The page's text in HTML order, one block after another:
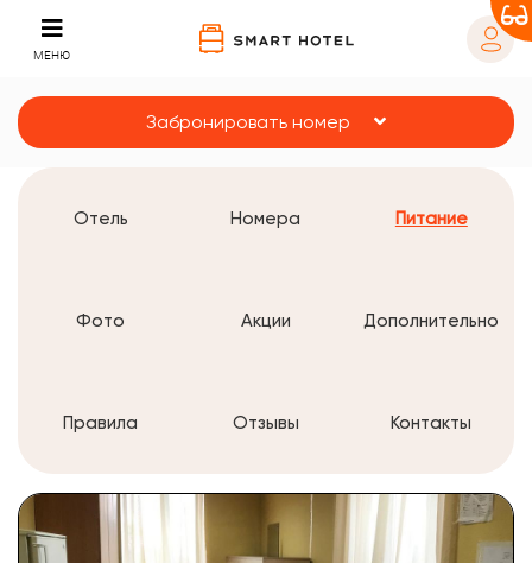
МЕНЮ
Забронировать номер
Отель Номера Питание
Фото Акции Дополнительно
Правила Отзывы Контакты